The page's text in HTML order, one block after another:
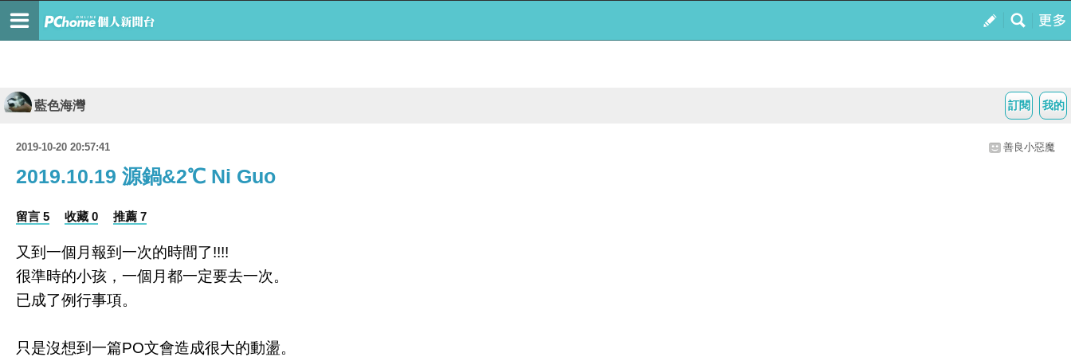
我的
訂閱
藍色海灣
2019-10-20 20:57:41 善良小惡魔
2019.10.19 源鍋&2℃ Ni Guo
留言 5 收藏 0 推薦 7
又到一個月報到一次的時間了!!!!
很準時的小孩，一個月都一定要去一次。
已成了例行事項。
只是沒想到一篇PO文會造成很大的動盪。